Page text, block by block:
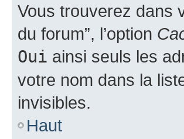
Vous trouverez dans
du forum”, l’option
Oui ainsi seuls les
votre nom dans la
invisibles.
Haut